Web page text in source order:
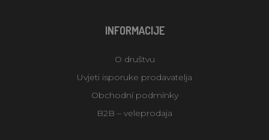
INFORMACIJE
O društvu
Uvjeti isporuke prodavatelja
Obchodní podmínky
B2B – veleprodaja